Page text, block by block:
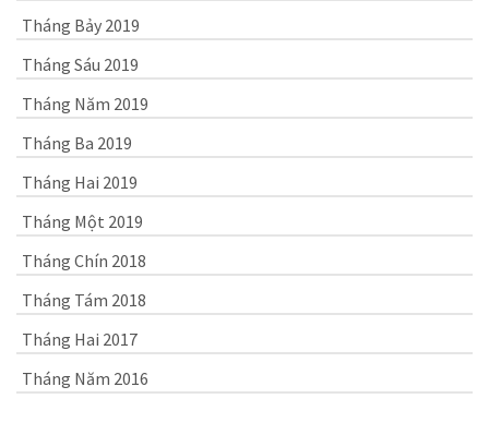
Tháng Bảy 2019
Tháng Sáu 2019
Tháng Năm 2019
Tháng Ba 2019
Tháng Hai 2019
Tháng Một 2019
Tháng Chín 2018
Tháng Tám 2018
Tháng Hai 2017
Tháng Năm 2016